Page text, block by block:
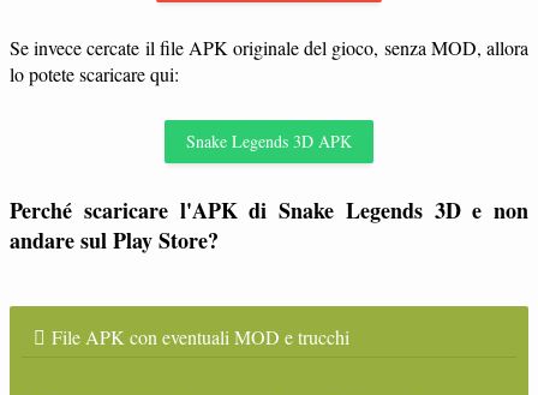
Se invece cercate il file APK originale del gioco, senza MOD, allora
lo potete scaricare qui:
Snake Legends 3D APK
Perché scaricare l'APK di Snake Legends 3D e non
andare sul Play Store?
File APK con eventuali MOD e trucchi